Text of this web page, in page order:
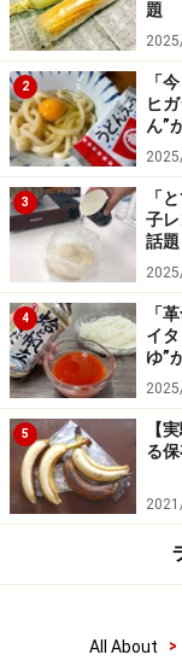
り少ないから（
一番際立ってい
いしい（30代・
ので（30代・女
から（30代・女
代・女性）」「
マトの酸味を残
シャバシャバ過
すいから（40代・
どうやら、カゴ
ャップのようで
スされています
そして、「安心
した。
「よく見るメー
っているから、
題
2
「
ヒ
ん”
3
「
子
話題
4
「
イ
ゆ”
5
【
る
All About >